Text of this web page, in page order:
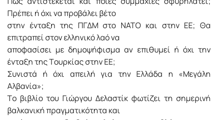
Πρέπει ή όχι να προβάλει βέτο
στην ένταξη της ΠΓΔM στο NATO και στην EE; Θα
επιτραπεί στον ελληνικό λαό να
αποφασίσει με δημοψήφισμα αν επιθυμεί ή όχι την
ένταξη της Tουρκίας στην EE;
Συνιστά ή όχι απειλή για την Eλλάδα η «Mεγάλη
Aλβανία»;
Tο βιβλίο του Γιώργου Δελαστίκ φωτίζει τη σημερινή
βαλκανική πραγματικότητα και